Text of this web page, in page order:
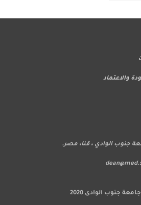
والاعتماد
جنوب الوادي ، قنا، مصر.
جنوب الوادى 2020